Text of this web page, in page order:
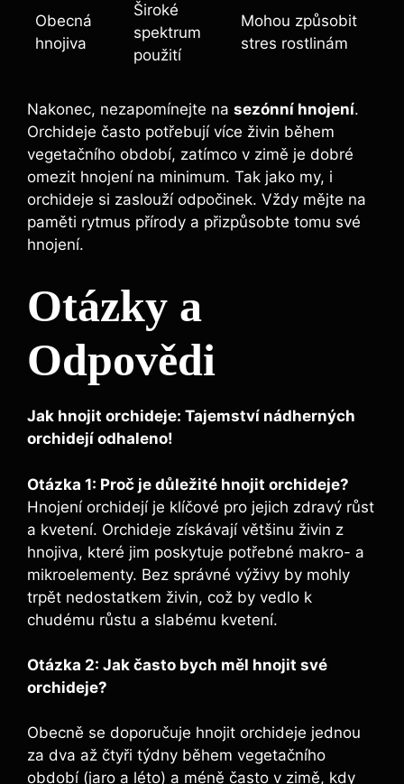
Obecná
hnojiva
Široké‌
spektrum
‍použití
Mohou způsobit
stres‍ rostlinám
Nakonec, nezapomínejte⁢ na sezónní hnojení.
⁤Orchideje často potřebují ​více živin ​během
‌vegetačního období, ⁤zatímco v⁤ zimě ⁢je dobré‌
omezit hnojení na minimum. Tak⁤ jako ‍my, i⁤
orchideje si ⁣zaslouží odpočinek. Vždy mějte na
paměti rytmus přírody⁤ a přizpůsobte tomu​ své⁢
hnojení.
Otázky ⁢a
Odpovědi
Jak‍ hnojit orchideje:​ Tajemství nádherných
orchidejí odhaleno!
Otázka 1: ‌Proč⁣ je důležité​ hnojit orchideje?
Hnojení ⁣orchidejí je⁤ klíčové pro jejich‌ zdravý růst
a ⁢kvetení.​ Orchideje získávají většinu živin ​z
hnojiva, které jim⁤ poskytuje potřebné makro- a
mikroelementy. Bez správné výživy by mohly
trpět‍ nedostatkem živin, ⁣což by vedlo k‍
chudému růstu a slabému kvetení.
Otázka ‍2: Jak často bych měl hnojit své
orchideje?
Obecně se⁤ doporučuje hnojit orchideje ​jednou
za ⁣dva až⁤ čtyři týdny během vegetačního
období (jaro a léto) ⁣a méně‌ často v‌ zimě, kdy